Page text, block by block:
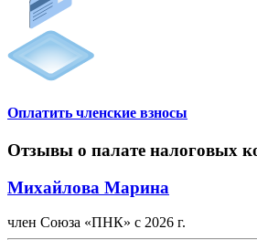
Оплатить членские взносы
Отзывы о палате налоговых
Михайлова Марина
член Союза «ПНК» с 2026 г.